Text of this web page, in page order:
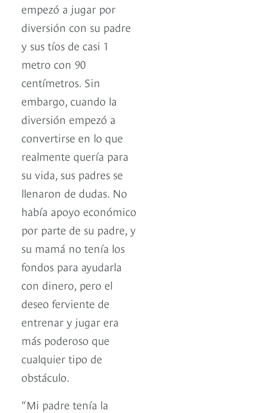
empezó a jugar por
diversión con su padre
y sus tíos de casi 1
metro con 90
centímetros. Sin
embargo, cuando la
diversión empezó a
convertirse en lo que
realmente quería para
su vida, sus padres se
llenaron de dudas. No
había apoyo económico
por parte de su padre, y
su mamá no tenía los
fondos para ayudarla
con dinero, pero el
deseo ferviente de
entrenar y jugar era
más poderoso que
cualquier tipo de
obstáculo.
“Mi padre tenía la